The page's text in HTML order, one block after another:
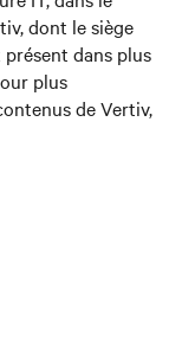
dont le siège
présent dans plus
plus
de Vertiv,